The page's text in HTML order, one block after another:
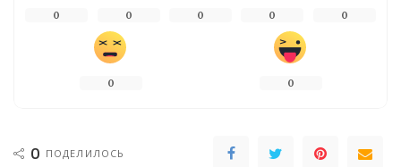
0 0 0 0 0
0 0
0 ПОДЕЛИЛОСЬ